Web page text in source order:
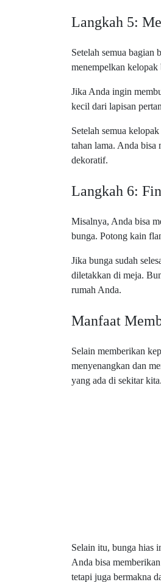
Langkah 5:
Setelah semua bagian
menempelkan kelopak
Jika Anda ingin
kecil dari lapisan
Setelah semua
tahan lama. Anda bisa
dekoratif.
Langkah 6:
Misalnya, Anda bisa
bunga. Potong kain
Jika bunga sudah
diletakkan di meja.
rumah Anda.
Manfaat
Selain memberikan
menyenangkan dan
yang ada di sekitar kita.
Selain itu, bunga hias
Anda bisa
tetapi juga bermakna